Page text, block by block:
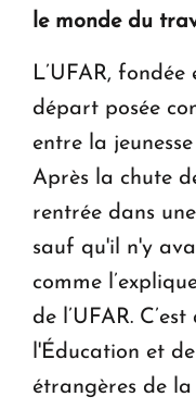
le monde du
L’UFAR, fondée
départ posée
entre la
Après la chute
rentrée dans
sauf qu'il n'y
comme
de l’UFAR.
l'Éducation et
étrangères de